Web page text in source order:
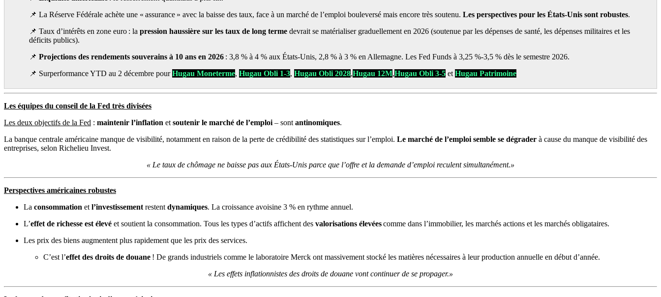
📌 La Réserve Fédérale achète une « assurance » avec la baisse des taux, face à un marché de l’emploi bouleversé mais encore très soutenu. Les perspectives pour les États-Unis sont robustes.
📌 Taux d’intérêts en zone euro : la pression haussière sur les taux de long terme devrait se matérialiser graduellement en 2026 (soutenue par les dépenses de santé, les dépenses militaires et les
déficits publics).
📌 Projections des rendements souverains à 10 ans en 2026 : 3,8 % à 4 % aux États-Unis, 2,8 % à 3 % en Allemagne. Les Fed Funds à 3,25 %-3,5 % dès le semestre 2026.
📌 Surperformance YTD au 2 décembre pourHugau Moneterme, Hugau Obli 1-3, Hugau Obli 2028,Hugau 12M,Hugau Obli 3-5 et Hugau Patrimoine
Les équipes du conseil de la Fed très divisées
Les deux objectifs de la Fed : maintenir l’inflation et soutenir le marché de l’emploi – sont antinomiques.
La banque centrale américaine manque de visibilité, notamment en raison de la perte de crédibilité des statistiques sur l’emploi. Le marché de l’emploi semble se dégrader à cause du manque de visibilité des
entreprises, selon Richelieu Invest.
« Le taux de chômage ne baisse pas aux États-Unis parce que l’offre et la demande d’emploi reculent simultanément.»
Perspectives américaines robustes
La consommation et l’investissement restent dynamiques. La croissance avoisine 3 % en rythme annuel.
L’effet de richesse est élevé et soutient la consommation. Tous les types d’actifs affichent des valorisations élevéescomme dans l’immobilier, les marchés actions et les marchés obligataires.
Les prix des biens augmentent plus rapidement que les prix des services.
C’est l’effet des droits de douane ! De grands industriels comme le laboratoire Merck ont massivement stocké les matières nécessaires à leur production annuelle en début d’année.
« Les effets inflationnistes des droits de douane vont continuer de se propager.»